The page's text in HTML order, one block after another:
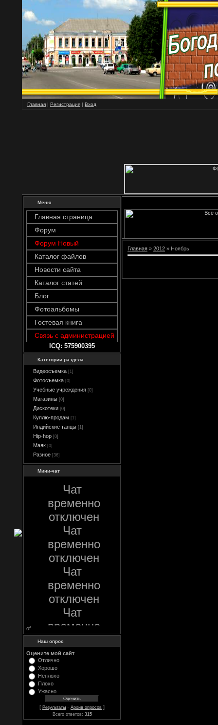
Главная | Регистрация | Вход
Меню
Главная страница
Форум
Форум Новый
Каталог файлов
Новости сайта
Каталог статей
Блог
Фотоальбомы
Гостевая книга
Связь с администрацией
ICQ: 575900395
Категории раздела
Видеосъемка [1]
Фотосъемка [0]
Учебные учреждения [0]
Магазины [0]
Дискотеки [0]
Куплю-продам [1]
Индийские танцы [1]
Hip-hop [0]
Маяк [0]
Разное [36]
Мини-чат
of
Наш опрос
Оцените мой сайт
Отлично
Хорошо
Неплохо
Плохо
Ужасно
[ Результаты · Архив опросов ]
Всего ответов: 315
Главная » 2012 » Ноябрь